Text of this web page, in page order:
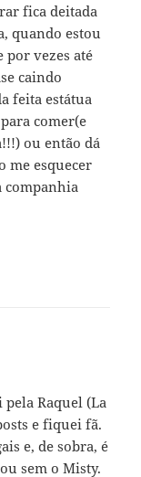
fica deitada
quando estou
vezes até
caindo
feita estátua
comer(e
ou então dá
me esquecer
companhia
Raquel (La
e fiquei fã.
e, de sobra, é
sem o Misty.